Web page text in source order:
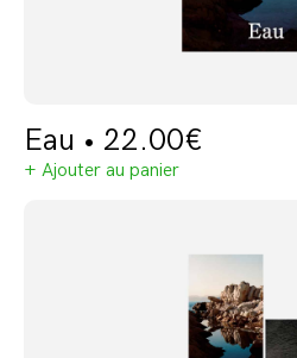
Eau • 22.00€
+ Ajouter au panier